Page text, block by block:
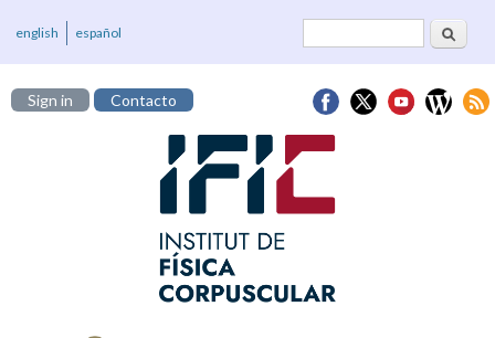
Formulari deCerca
english español
Sign in Contacto